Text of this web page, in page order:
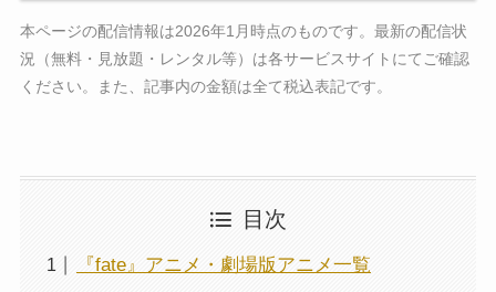
本ページの配信情報は2026年1月時点のものです。最新の配信状
況（無料・見放題・レンタル等）は各サービスサイトにてご確認
ください。また、記事内の金額は全て税込表記です。
目次
『fate』アニメ・劇場版アニメ一覧